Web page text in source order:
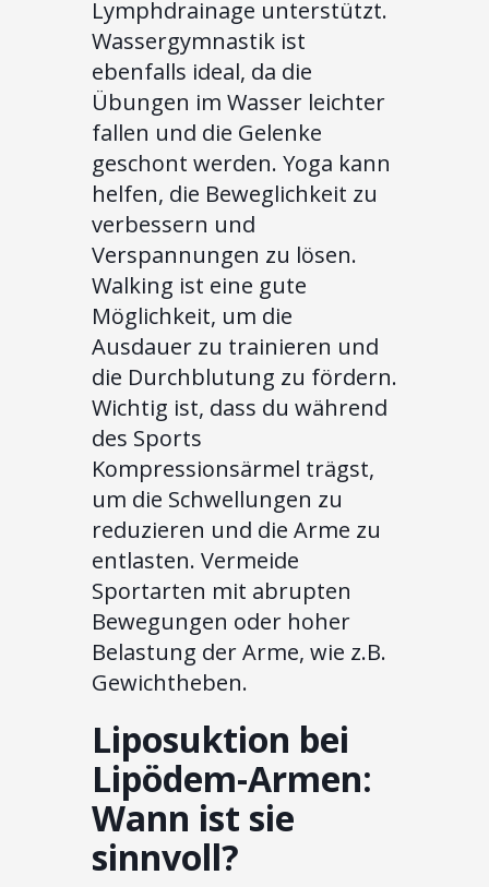
Lymphdrainage unterstützt.
Wassergymnastik ist
ebenfalls ideal, da die
Übungen im Wasser leichter
fallen und die Gelenke
geschont werden. Yoga kann
helfen, die Beweglichkeit zu
verbessern und
Verspannungen zu lösen.
Walking ist eine gute
Möglichkeit, um die
Ausdauer zu trainieren und
die Durchblutung zu fördern.
Wichtig ist, dass du während
des Sports
Kompressionsärmel trägst,
um die Schwellungen zu
reduzieren und die Arme zu
entlasten. Vermeide
Sportarten mit abrupten
Bewegungen oder hoher
Belastung der Arme, wie z.B.
Gewichtheben.
Liposuktion bei
Lipödem-Armen:
Wann ist sie
sinnvoll?